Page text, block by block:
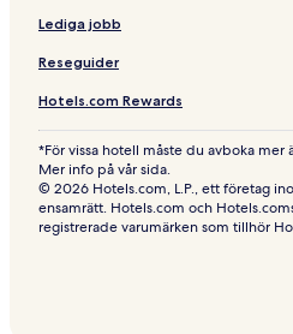
Lediga jobb
Reseguider
Hotels.com Rewards
*För vissa hotell måste du avboka
Mer info på vår sida.
© 2026 Hotels.com, L.P., ett företag
ensamrätt. Hotels.com och
registrerade varumärken som tillhör